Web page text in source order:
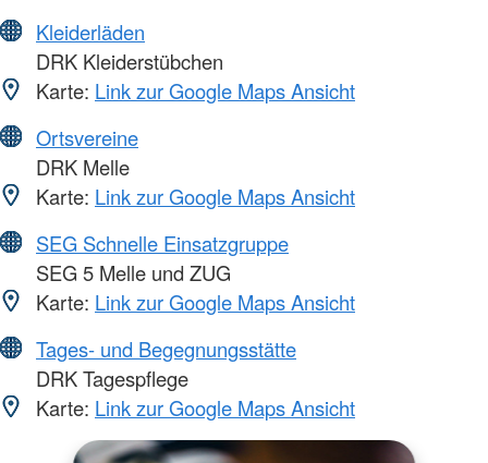
Kleiderläden
DRK Kleiderstübchen
Karte: Link zur Google Maps Ansicht
Ortsvereine
DRK Melle
Karte: Link zur Google Maps Ansicht
SEG Schnelle Einsatzgruppe
SEG 5 Melle und ZUG
Karte: Link zur Google Maps Ansicht
Tages- und Begegnungsstätte
DRK Tagespflege
Karte: Link zur Google Maps Ansicht